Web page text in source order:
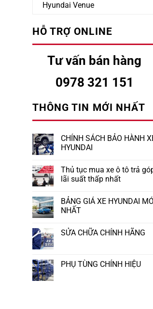
Hyundai Venue
HỖ TRỢ ONLINE
Tư vấn bán hàng
0978 321 151
THÔNG TIN MỚI NHẤT
CHÍNH SÁCH BẢO HÀNH XE
HYUNDAI
Thủ tục mua xe ô tô trả góp
lãi suất thấp nhất
BẢNG GIÁ XE HYUNDAI MỚI
NHẤT
SỬA CHỮA CHÍNH HÃNG
PHỤ TÙNG CHÍNH HIỆU